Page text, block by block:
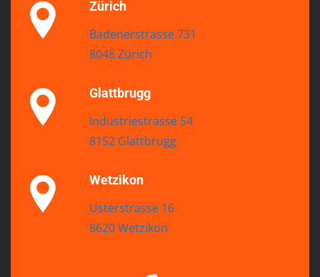
Zürich
Badenerstrasse 731
8048 Zürich
Glattbrugg
Industriestrasse 54
8152 Glattbrugg
Wetzikon
Usterstrasse 16
8620 Wetzikon